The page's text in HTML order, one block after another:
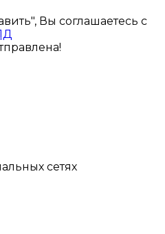
Вы соглашаетесь с
сетях